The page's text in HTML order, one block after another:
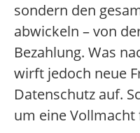
sondern den
abwickeln – von
Bezahlung. Was
wirft jedoch neue
Datenschutz auf.
um eine